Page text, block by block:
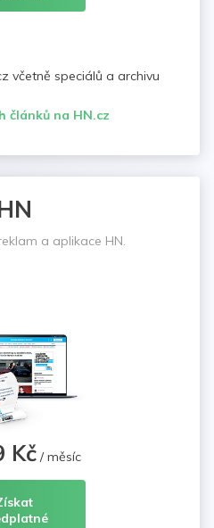
včetně speciálů a archivu
článků na HN.cz
a aplikace HN.
Kč/ měsíc